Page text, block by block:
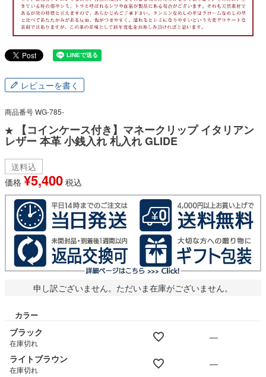
レビューを書く
商品番号WG-785-
★ 【コインケース付き】マネークリップ イタリアン
レザー 本革 小銭入れ 札入れ GLIDE
送料込
価格 ¥5,400 税込
申し訳ございません。ただいま在庫がございません。
カラー
ブラック
在庫切れ
—
ライトブラウン
在庫切れ
—